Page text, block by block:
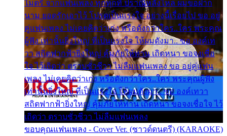
ไมตรี จากแฟนเพลง ทุกทุกที่ ปราณีหลั่งไหล ผมขอฝาก
นาม ยอดรักเอาไว้ โปรดเป็นแรงใจ อย่างนี้เรื่อยไป ขอ อยู่
คู่แฟนเพลง ไม่เคยคิดว่าเก่ง หรือดังกว่าใคร..ใคร พระคุณ
ผู้ฟัง เท่านั้นยิ่งใหญ่ ที่เป็นแรงใจ ให้ผมดังมา.. ขอ องค์เท
วา สถิตฟากฟ้ายิ่งใหญ่ คุ้มภัยให้ท่าน เถิดหนา ขอจงเชื่อ
ใจ ไว้เถิดว่า ตราบชั่วชีวา ไม่ลืมแฟนเพลง ขอ อยู่คู่แฟน
เพลง ไม่เคยคิดว่าเก่ง หรือดังกว่าใคร..ใคร พระคุณผู้ฟัง
เท่านั้นยิ่งใหญ่ ที่เป็นแรงใจ ให้ผมดังมา.. ขอ องค์เทวา
สถิตฟากฟ้ายิ่งใหญ่ คุ้มภัยให้ท่าน เถิดหนา ขอจงเชื่อใจ ไว้
เถิดว่า ตราบชั่วชีวา ไม่ลืมแฟนเพลง
ขอบคุณแฟนเพลง - Cover Ver. (ซาวด์ดนตรี) (KARAOKE)